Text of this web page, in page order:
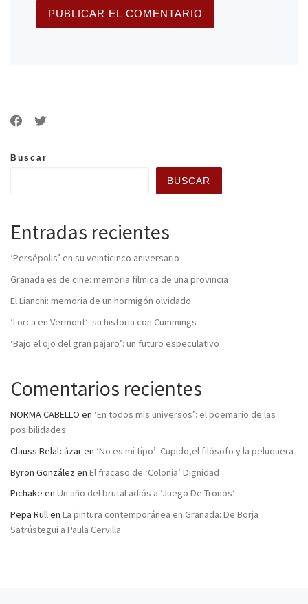
Buscar
BUSCAR
Entradas recientes
‘Persépolis’ en su veinticinco aniversario
Granada es de cine: memoria fílmica de una provincia
El Lianchi: memoria de un hormigón olvidado
‘Lorca en Vermont’: su historia con Cummings
‘Bajo el ojo del gran pájaro’: un futuro especulativo
Comentarios recientes
NORMA CABELLO en ‘En todos mis universos’: el poemario de las
posibilidades
Clauss Belalcázaren ‘No es mi tipo’: Cupido,el filósofo y la peluquera
Byron González en El fracaso de ‘Colonia’ Dignidad
Pichake en Un año del brutal adiós a ‘Juego De Tronos’
Pepa Rullen La pintura contemporánea en Granada: De Borja
Satrústegui a Paula Cervilla